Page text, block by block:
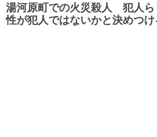
湯河原町での火災殺人 犯人ら
性が犯人ではないかと決めつ